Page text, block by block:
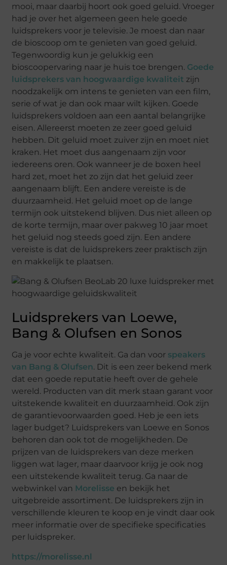
mooi, maar daarbij hoort ook goed geluid. Vroeger
had je over het algemeen geen hele goede
luidsprekers voor je televisie. Je moest dan naar
de bioscoop om te genieten van goed geluid.
Tegenwoordig kun je gelukkig een
bioscoopervaring naar je huis toe brengen. Goede
luidsprekers van hoogwaardige kwaliteit zijn
noodzakelijk om intens te genieten van een film,
serie of wat je dan ook maar wilt kijken. Goede
luidsprekers voldoen aan een aantal belangrijke
eisen. Allereerst moeten ze zeer goed geluid
hebben. Dit geluid moet zuiver zijn en moet niet
kraken. Het moet dus aangenaam zijn voor
iedereens oren. Ook wanneer je de boxen heel
hard zet, moet het zo zijn dat het geluid zeer
aangenaam blijft. Een andere vereiste is de
duurzaamheid. Het geluid moet op de lange
termijn ook uitstekend blijven. Dus niet alleen op
de korte termijn, maar over pakweg 10 jaar moet
het geluid nog steeds goed zijn. Een andere
vereiste is dat de luidsprekers zeer praktisch zijn
en makkelijk te plaatsen.
Luidsprekers van Loewe,
Bang & Olufsen en Sonos
Ga je voor echte kwaliteit. Ga dan voor speakers
van Bang & Olufsen. Dit is een zeer bekend merk
dat een goede reputatie heeft over de gehele
wereld. Producten van dit merk staan garant voor
uitstekende kwaliteit en duurzaamheid. Ook zijn
de garantievoorwaarden goed. Heb je een iets
lager budget? Luidsprekers van Loewe en Sonos
behoren dan ook tot de mogelijkheden. De
prijzen van de luidsprekers van deze merken
liggen wat lager, maar daarvoor krijg je ook nog
een uitstekende kwaliteit terug. Ga naar de
webwinkel van Morelisse en bekijk het
uitgebreide assortiment. De luidsprekers zijn in
verschillende kleuren te koop en je vindt daar ook
meer informatie over de specifieke specificaties
per luidspreker.
https://morelisse.nl